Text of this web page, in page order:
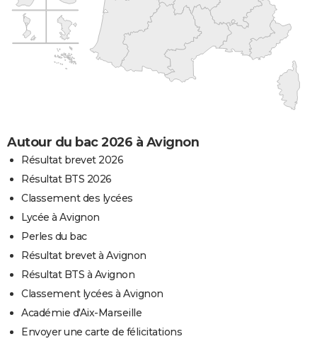
Autour du bac 2026 à Avignon
Résultat brevet 2026
Résultat BTS 2026
Classement des lycées
Lycée à Avignon
Perles du bac
Résultat brevet à Avignon
Résultat BTS à Avignon
Classement lycées à Avignon
Académie d'Aix-Marseille
Envoyer une carte de félicitations